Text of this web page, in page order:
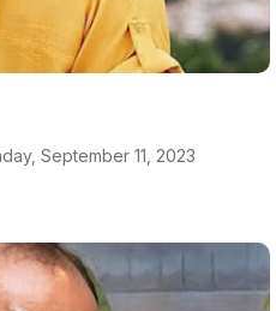
September 11, 2023